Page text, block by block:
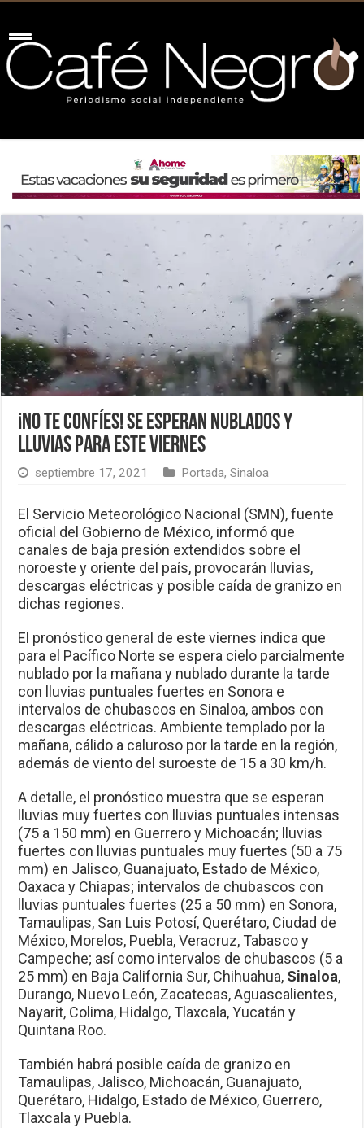
¡No te confíes! Se esperan nublados y
lluvias para este viernes
septiembre 17, 2021 Portada,Sinaloa
El Servicio Meteorológico Nacional (SMN), fuente
oficial del Gobierno de México, informó que
canales de baja presión extendidos sobre el
noroeste y oriente del país, provocarán lluvias,
descargas eléctricas y posible caída de granizo en
dichas regiones.
El pronóstico general de este viernes indica que
para el Pacífico Norte se espera cielo parcialmente
nublado por la mañana y nublado durante la tarde
con lluvias puntuales fuertes en Sonora e
intervalos de chubascos en Sinaloa, ambos con
descargas eléctricas. Ambiente templado por la
mañana, cálido a caluroso por la tarde en la región,
además de viento del suroeste de 15 a 30 km/h.
A detalle, el pronóstico muestra que se esperan
lluvias muy fuertes con lluvias puntuales intensas
(75 a 150 mm) en Guerrero y Michoacán; lluvias
fuertes con lluvias puntuales muy fuertes (50 a 75
mm) en Jalisco, Guanajuato, Estado de México,
Oaxaca y Chiapas; intervalos de chubascos con
lluvias puntuales fuertes (25 a 50 mm) en Sonora,
Tamaulipas, San Luis Potosí, Querétaro, Ciudad de
México, Morelos, Puebla, Veracruz, Tabasco y
Campeche; así como intervalos de chubascos (5 a
25 mm) en Baja California Sur, Chihuahua, Sinaloa,
Durango, Nuevo León, Zacatecas, Aguascalientes,
Nayarit, Colima, Hidalgo, Tlaxcala, Yucatán y
Quintana Roo.
También habrá posible caída de granizo en
Tamaulipas, Jalisco, Michoacán, Guanajuato,
Querétaro, Hidalgo, Estado de México, Guerrero,
Tlaxcala y Puebla.